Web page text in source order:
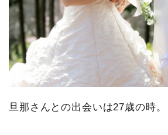
旦那さんとの出会いは27歳の時。